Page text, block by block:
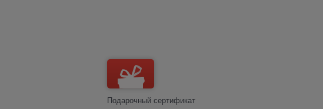
Подарочный сертификат